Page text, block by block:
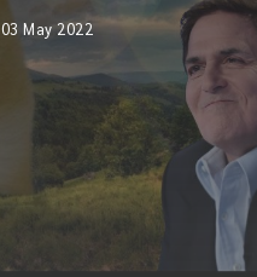
03 May 2022